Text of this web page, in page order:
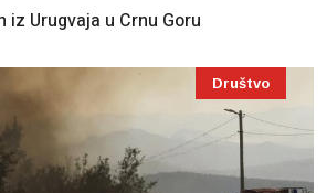
iz Urugvaja u Crnu Goru
Društvo